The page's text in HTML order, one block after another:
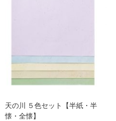
天の川 ５色セット【半紙・半
懐・全懐】